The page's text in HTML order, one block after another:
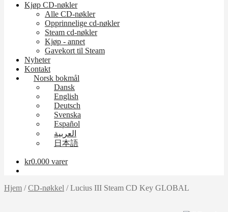
Kjøp CD-nøkler
Alle CD-nøkler
Opprinnelige cd-nøkler
Steam cd-nøkler
Kjøp - annet
Gavekort til Steam
Nyheter
Kontakt
Norsk bokmål
Dansk
English
Deutsch
Svenska
Español
العربية
日本語
kr0.000 varer
Hjem /CD-nøkkel /Lucius III Steam CD Key GLOBAL